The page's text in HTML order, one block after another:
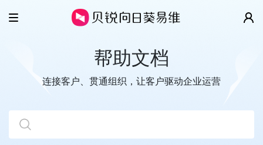
智慧工单
云客服
全渠道
IT/SSC服务台
售后维保
客户案例
价格
帮助文档
连接客户、贯通组织，让客户驱动企业运营